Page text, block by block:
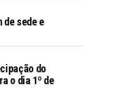
de sede e
do
o dia 1º de